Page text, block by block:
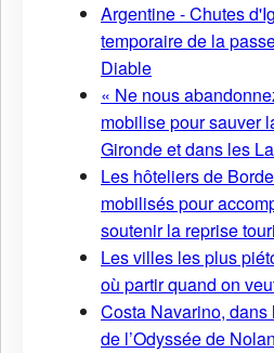
Argentine - Chutes
temporaire de la
Diable
« Ne nous
mobilise pour sauver
Gironde et dans les
Les hôteliers de
mobilisés pour
soutenir la reprise
Les villes les plus
où partir quand on
Costa Navarino, dans
de l’Odyssée de Nolan